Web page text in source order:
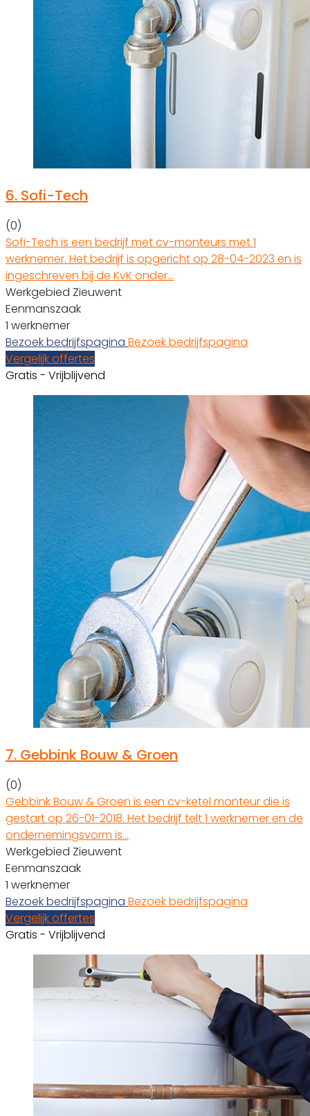
6. Sofi-Tech
(0)
Sofi-Tech is een bedrijf met cv-monteurs met 1
werknemer. Het bedrijf is opgericht op 28-04-2023 en is
ingeschreven bij de KvK onder…
Werkgebied Zieuwent
Eenmanszaak
1 werknemer
Bezoek bedrijfspagina Bezoek bedrijfspagina
Vergelijk offertes
Gratis - Vrijblijvend
7. Gebbink Bouw & Groen
(0)
Gebbink Bouw & Groen is een cv-ketel monteur die is
gestart op 26-01-2018. Het bedrijf telt 1 werknemer en de
ondernemingsvorm is…
Werkgebied Zieuwent
Eenmanszaak
1 werknemer
Bezoek bedrijfspagina Bezoek bedrijfspagina
Vergelijk offertes
Gratis - Vrijblijvend